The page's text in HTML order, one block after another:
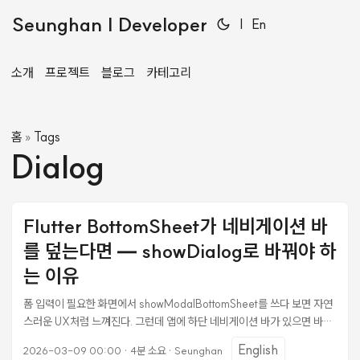
Seunghan | Developer | En
소개 프로젝트 블로그 카테고리
홈 » Tags
Dialog
Flutter BottomSheet가 네비게이션 바
를 덮는다면 — showDialog로 바꿔야 하
는 이유
폼 입력이 필요한 화면에서 showModalBottomSheet를 쓰다 보면 자연
스러운 UX처럼 느껴진다. 그런데 앱에 하단 네비게이션 바가 있으면 바텀
는 동작하지만, 시각적으로 답답하다. 세 가지 문제를 한 번에 해결했다. 바
2026-03-09 00:00 · 4분 소요· Seunghan English